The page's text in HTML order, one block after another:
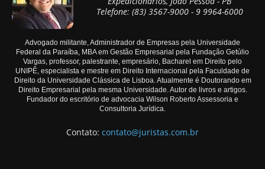
Telefone: (83) 3567-9000 - 9 9964-6000
Advogado militante, Administrador de Empresas pela Universidade
Federal da Paraíba, MBA em Gestão Empresarial pela Fundação Getúlio
Vargas, professor, palestrante, empresário, Bacharel em Direito pelo
UNIPÊ, especialista e mestre em Direito Internacional pela Faculdade de
Direito da Universidade Clássica de Lisboa. Atualmente é Doutorando em
Direito Empresarial pela mesma Universidade. Autor de livros e artigos.
Fundador do escritório de advocacia Wilson Roberto Assessoria e
Consultoria Jurídica.
Contato: contato@juristas.com.br